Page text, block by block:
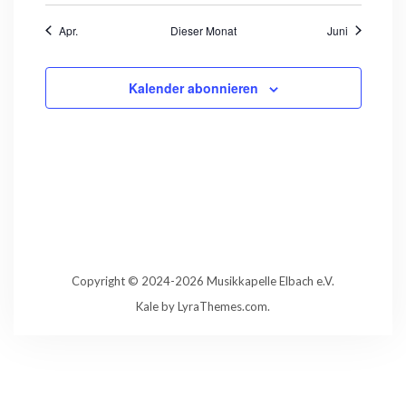
Apr. Dieser Monat Juni
Kalender abonnieren
Copyright © 2024-2026 Musikkapelle Elbach e.V.
Kaleby LyraThemes.com.